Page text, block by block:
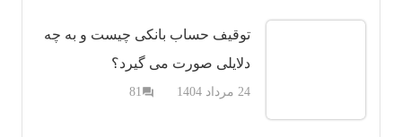
توقیف حساب بانکی چیست و به چه
دلایلی صورت می گیرد؟
24 مرداد 1404 question_answer
81دیدگاه